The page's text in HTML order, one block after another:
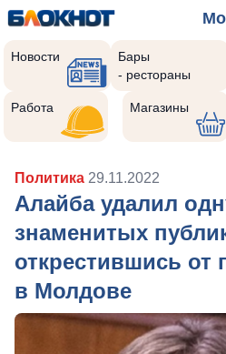
Новости
Бары
- рестораны
Работа Магазины
Политика 29.11.2022
Алайба удалил
знаменитых
открестившись от
в Молдове